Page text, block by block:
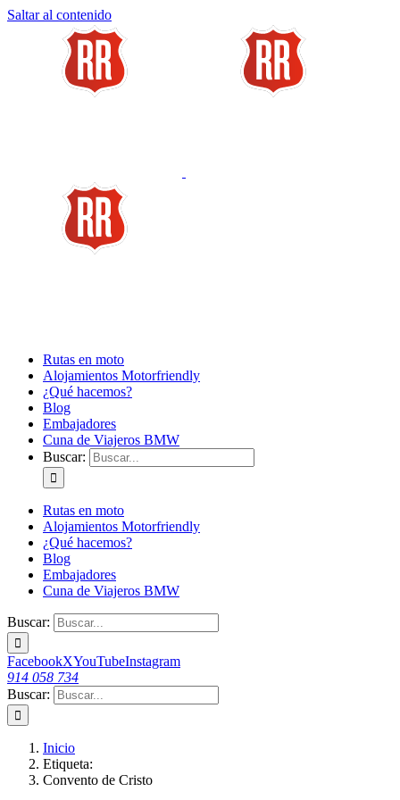
Saltar al contenido
Rutas en moto
Alojamientos Motorfriendly
¿Qué hacemos?
Blog
Embajadores
Cuna de Viajeros BMW
Buscar:
Rutas en moto
Alojamientos Motorfriendly
¿Qué hacemos?
Blog
Embajadores
Cuna de Viajeros BMW
Buscar:
FacebookXYouTubeInstagram
914 058 734
Buscar:
Inicio
Etiqueta:
Convento de Cristo